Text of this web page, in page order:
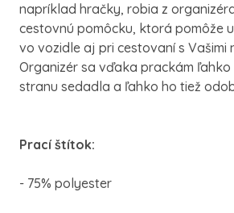
napríklad hračky, robia z
cestovnú pomôcku, ktorá pomôže
vo vozidle aj pri cestovaní s Vašimi
Organizér sa vďaka prackám ľahko
stranu sedadla a ľahko ho tiež
Prací štítok:
- 75% polyester